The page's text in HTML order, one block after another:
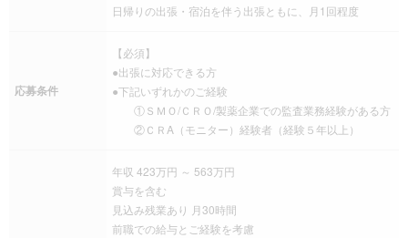
日帰りの出張・宿泊を伴う出張ともに、月1回程度
応募条件
【必須】
●出張に対応できる方
●下記いずれかのご経験
①ＳＭＯ/ＣＲＯ/製薬企業での監査業務経験がある方
②ＣＲA（モニター）経験者（経験５年以上）
年収 423万円 ～ 563万円
賞与を含む
見込み残業あり 月30時間
前職での給与とご経験を考慮